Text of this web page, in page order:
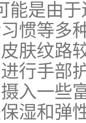
能是由
惯等多
肤纹路
行手部
入一些
湿和弹性